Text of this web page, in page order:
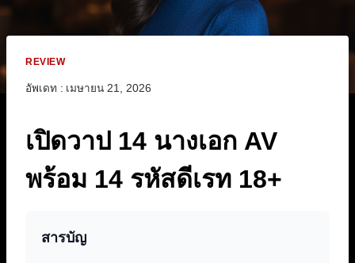
REVIEW
อัพเดท : เมษายน 21, 2026
เปิดวาป 14 นางเอก AV
พร้อม 14 รหัสดีเรท 18+
สารบัญ